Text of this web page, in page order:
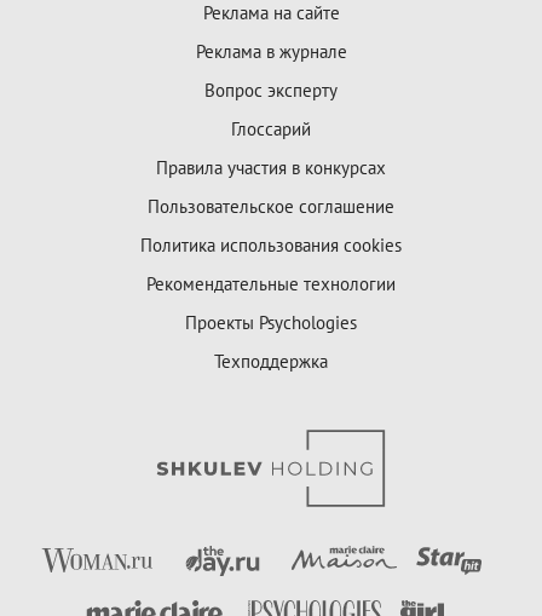
Реклама на сайте
Реклама в журнале
Вопрос эксперту
Глоссарий
Правила участия в конкурсах
Пользовательское соглашение
Политика использования cookies
Рекомендательные технологии
Проекты Psychologies
Техподдержка